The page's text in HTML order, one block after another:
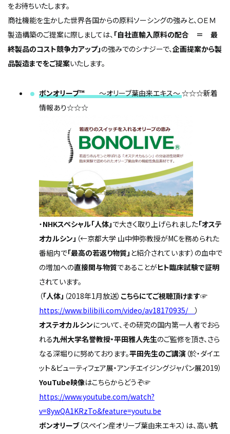
をお待ちいたします。
商社機能を生かした世界各国からの原料ソーシングの強みと、ＯＥＭ
製造構築のご提案に際しましては、 「自社直輸入原料の配合 ＝ 最
終製品のコスト競争力アップ」の強みでのシナジーで、企画提案から製
品製造までをご提案いたします。
ボンオリーブ™ ～オリーブ葉由来エキス～☆☆☆新着
情報あり☆☆☆
・NHKスペシャル「人体」で大きく取り上げられました「オステ
オカルシン」 （←京都大学 山中伸弥教授がMCを務められた
番組内で「最高の若返り物質」 と紹介されています）の血中で
の増加への直接関与物質であることがヒト臨床試験で証明
されています。
（「人体」 （2018年1月放送） こちらにてご視聴頂けます☞
https://www.bilibili.com/video/av18170935/
）
オステオカルシンについて、その研究の国内第一人者でおら
れる九州大学名誉教授・平田雅人先生のご監修を頂き、さら
なる深堀りに努めております。平田先生のご講演 （於・ダイエ
ット＆ビューティフェア展・アンチエイジングジャパン展2019）
YouTube映像はこちらからどうぞ☞
https://www.youtube.com/watch?
v=8ywQA1KRzTo&feature=youtu.be
ボンオリーブ（スペイン産オリーブ葉由来エキス）は、高い抗